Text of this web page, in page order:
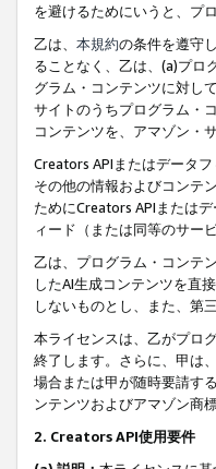
を避けるためにいうと、プ
乙は、 本規約の条件を遵守
ることなく、乙は、(a)プロ
グラム・コンテンツに対し
サイトのうちプログラム・
コンテンツを、アマゾン・
Creators APIまたはデータ
その他の情報およびコンテ
ためにCreators APIまたは
ィード（または同等のサー
乙は、プログラム・コンテ
したAI生成コンテンツを直
しないものとし、また、第
本ライセンスは、乙がプロ
終了します。さらに、甲は
場合または甲が随時要請す
ンテンツおよびアマゾン商
2. Creators API使用要件